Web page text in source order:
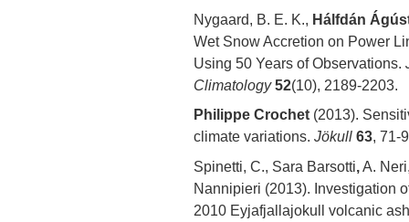
Nygaard, B. E. K., Hálfdán
Wet Snow Accretion on Power
Using 50 Years of Observations.
Climatology 52(10), 2189-2203.
Philippe Crochet (2013).
climate variations. Jökull 63, 71-
Spinetti, C., Sara Barsotti A.
Nannipieri (2013). Investigation
2010 Eyjafjallajokull volcanic